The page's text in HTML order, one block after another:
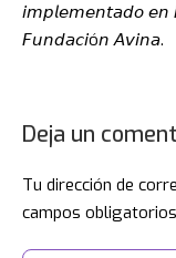
𝘪𝘮𝘱𝘭𝘦𝘮𝘦𝘯𝘵𝘢𝘥𝘰
𝘍𝘶𝘯𝘥𝘢𝘤𝘪ó𝘯 𝘈𝘷𝘪𝘯𝘢.⁣⁣⁣⁣⁣⁣⁣⁣⁣
Deja un
Tu dirección de
campos